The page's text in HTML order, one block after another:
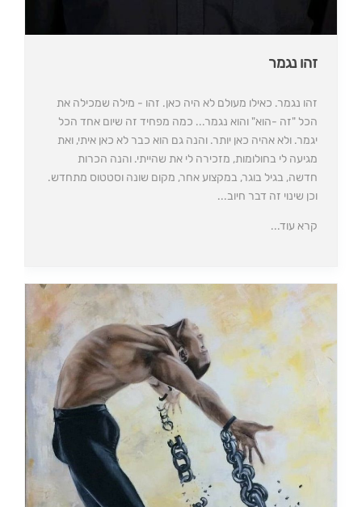
זהו נגמר
זהו נגמר. כאילו מעולם לא היה כאן. זהו - מילה שמכילה את
הכל "זה -הוא" והוא נגמר... כמה מפחיד זה שיום אחד הכל
יגמר. ולא אהיה כאן יותר. והנה גם הוא כבר לא כאן איתי, ואת
מגיעה לי בחולומות, מזכירה לי את שהייתי. והנה הכרות
חדשה, בגיל בוגר, במקצוע אחר, מקום שונה וסטטוס מתחדש.
וכן שינוי זה דבר חיוב...
קרא עוד...